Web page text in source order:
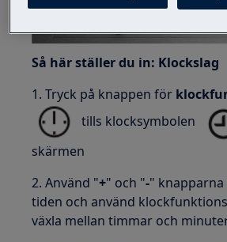
Så här ställer du in: Klockslag
1. Tryck på knappen för
tills klocksymbolen
skärmen
2. Använd "+" och "-"
tiden och använd
växla mellan timmar och